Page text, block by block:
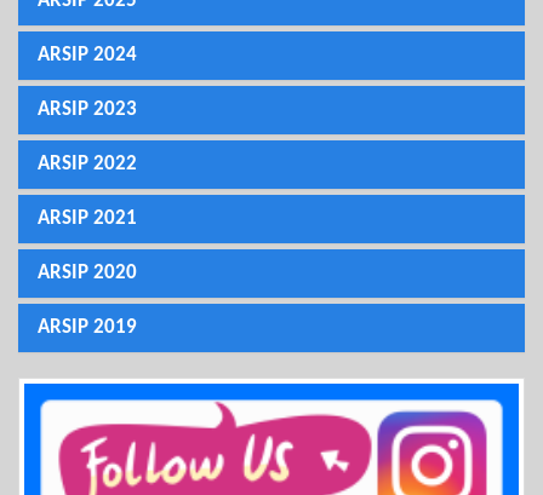
ARSIP 2024
ARSIP 2023
ARSIP 2022
ARSIP 2021
ARSIP 2020
ARSIP 2019